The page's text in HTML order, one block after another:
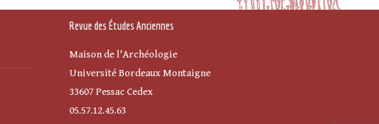
Revue des Études Anciennes
Maison de l'Archéologie
Université Bordeaux Montaigne
33607 Pessac Cedex
05.57.12.45.63